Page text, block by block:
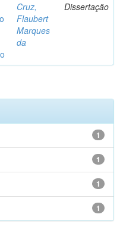
Cruz,
Flaubert
Marques
da
Dissertação
1
1
1
1